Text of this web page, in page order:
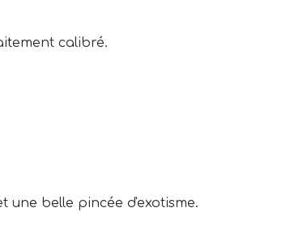
calibré.
une belle pincée d'exotisme.